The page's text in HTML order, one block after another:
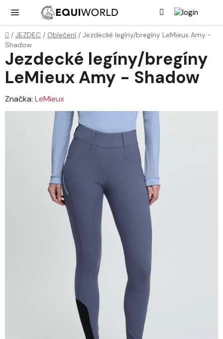
obsah
Domů
/ JEZDEC / Oblečení / Jezdecké legíny/bregíny LeMieux Amy -
Shadow
Jezdecké legíny/bregíny
LeMieux Amy - Shadow
Značka: LeMieux